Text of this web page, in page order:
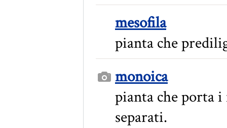
mesofila
pianta che
monoica
pianta che porta
separati.